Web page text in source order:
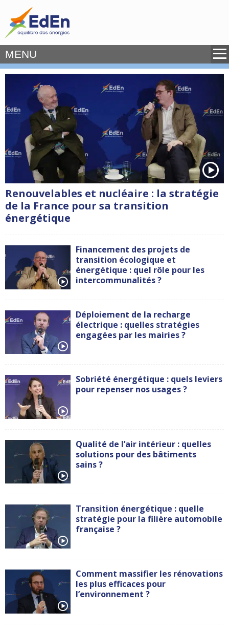
MENU
Renouvelables et nucléaire : la stratégie
de la France pour sa transition
énergétique
Financement des projets de
transition écologique et
énergétique : quel rôle pour les
intercommunalités ?
Déploiement de la recharge
électrique : quelles stratégies
engagées par les mairies ?
Sobriété énergétique : quels leviers
pour repenser nos usages ?
Qualité de l’air intérieur : quelles
solutions pour des bâtiments
sains ?
Transition énergétique : quelle
stratégie pour la filière automobile
française ?
Comment massifier les rénovations
les plus efficaces pour
l’environnement ?